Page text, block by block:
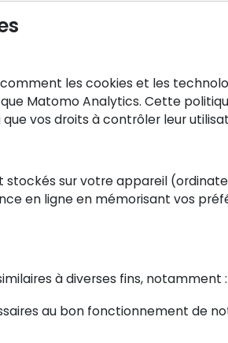
les cookies et les
Matomo Analytics. Cette
vos droits à contrôler leur
sur votre appareil
en ligne en mémorisant vos
à diverses fins, notamment :
au bon fonctionnement de